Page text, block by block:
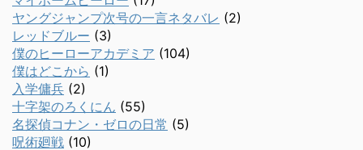
ヤングジャンプ次号の一言ネタバレ (2)
レッドブルー (3)
僕のヒーローアカデミア (104)
僕はどこから (1)
入学傭兵 (2)
十字架のろくにん (55)
名探偵コナン・ゼロの日常 (5)
呪術廻戦 (10)